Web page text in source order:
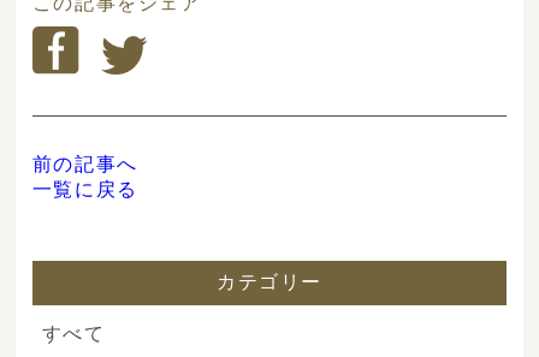
前の記事へ
一覧に戻る
カテゴリー
すべて